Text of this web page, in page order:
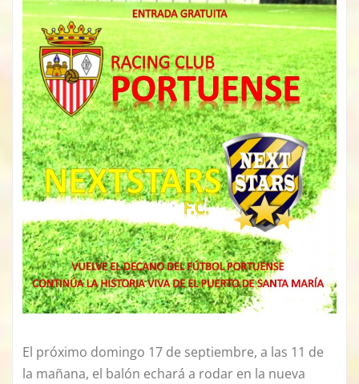
El próximo domingo 17 de septiembre, a las 11 de
la mañana, el balón echará a rodar en la nueva